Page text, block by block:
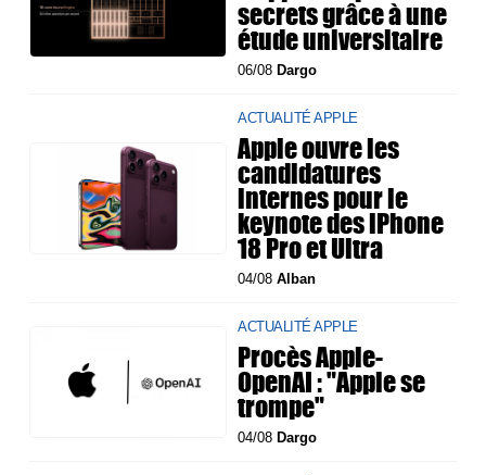
secrets grâce à une
étude universitaire
06/08 Dargo
ACTUALITÉ APPLE
Apple ouvre les
candidatures
internes pour le
keynote des iPhone
18 Pro et Ultra
04/08Alban
ACTUALITÉ APPLE
Procès Apple-
OpenAI : "Apple se
trompe"
04/08 Dargo